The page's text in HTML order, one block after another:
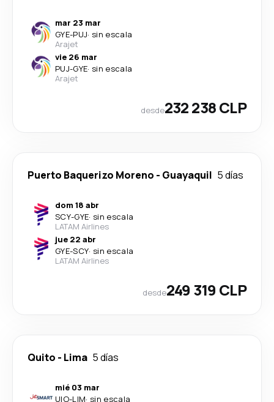
mar 23 mar
GYE-PUJ· sin escala
Arajet
vie 26 mar
PUJ-GYE· sin escala
Arajet
desde232 238 CLP
Puerto Baquerizo Moreno - Guayaquil 5 días
dom 18 abr
SCY-GYE· sin escala
LATAM Airlines
jue 22 abr
GYE-SCY· sin escala
LATAM Airlines
desde249 319 CLP
Quito - Lima 5 días
mié 03 mar
UIO-LIM· sin escala